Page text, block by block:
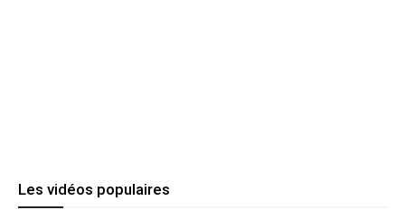
Les vidéos populaires